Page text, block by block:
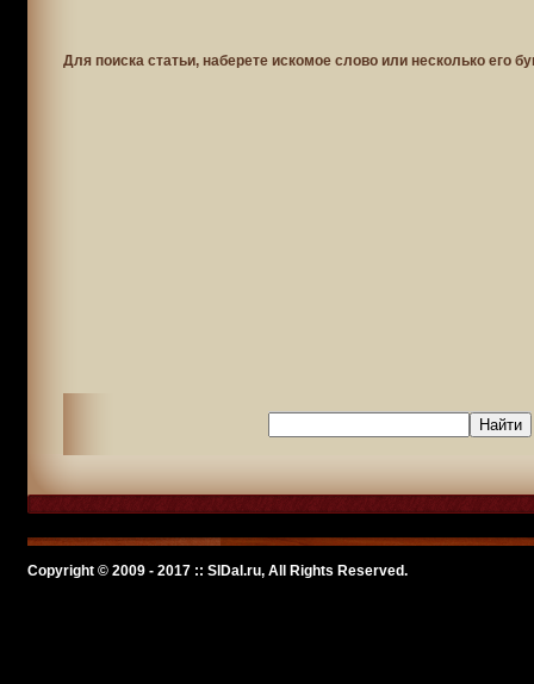
Для поиска статьи, наберете искомое слово или несколько его
Copyright © 2009 - 2017 :: SlDal.ru, All Rights Reserved.